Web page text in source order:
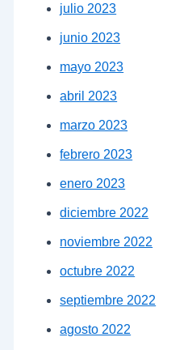
julio 2023
junio 2023
mayo 2023
abril 2023
marzo 2023
febrero 2023
enero 2023
diciembre 2022
noviembre 2022
octubre 2022
septiembre 2022
agosto 2022